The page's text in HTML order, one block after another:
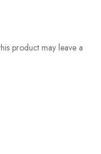
product may leave a